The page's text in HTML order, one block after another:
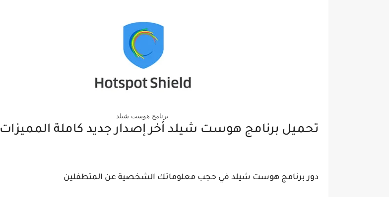
برنامج هوست شيلد
تحميل برنامج هوست شيلد أخر إصدار جديد كاملة المميزات
دور برنامج هوست شيلد في حجب معلوماتك الشخصية عن المتطفلين